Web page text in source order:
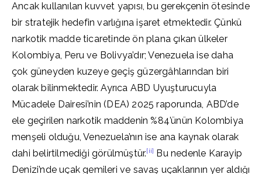
Ancak kullanılan kuvvet yapısı, bu gerekçenin ötesinde
bir stratejik hedefin varlığına işaret etmektedir. Çünkü
narkotik madde ticaretinde ön plana çıkan ülkeler
Kolombiya, Peru ve Bolivya’dır; Venezuela ise daha
çok güneyden kuzeye geçiş güzergâhlarından biri
olarak bilinmektedir. Ayrıca ABD Uyuşturucuyla
Mücadele Dairesi’nin (DEA) 2025 raporunda, ABD’de
ele geçirilen narkotik maddenin %84’ünün Kolombiya
menşeli olduğu, Venezuela’nın ise ana kaynak olarak
dahi belirtilmediği görülmüştür.[ii] Bu nedenle Karayip
Denizi’nde uçak gemileri ve savaş uçaklarının yer aldığı